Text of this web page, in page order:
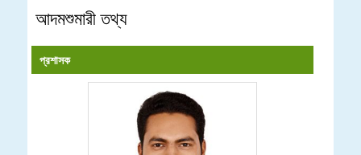
আদমশুমারী তথ্য
প্রশাসক